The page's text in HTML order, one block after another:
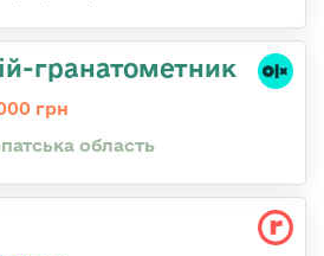
гранатометник
грн
область